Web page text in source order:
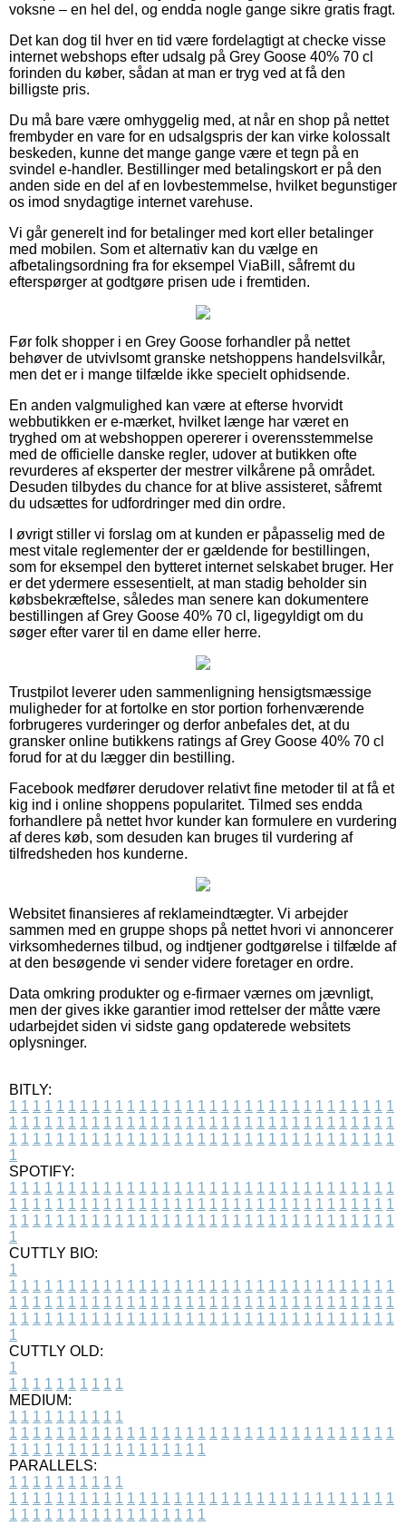
voksne – en hel del, og endda nogle gange sikre gratis fragt.
Det kan dog til hver en tid være fordelagtigt at checke visse
internet webshops efter udsalg på Grey Goose 40% 70 cl
forinden du køber, sådan at man er tryg ved at få den
billigste pris.
Du må bare være omhyggelig med, at når en shop på nettet
frembyder en vare for en udsalgspris der kan virke kolossalt
beskeden, kunne det mange gange være et tegn på en
svindel e-handler. Bestillinger med betalingskort er på den
anden side en del af en lovbestemmelse, hvilket begunstiger
os imod snydagtige internet varehuse.
Vi går generelt ind for betalinger med kort eller betalinger
med mobilen. Som et alternativ kan du vælge en
afbetalingsordning fra for eksempel ViaBill, såfremt du
efterspørger at godtgøre prisen ude i fremtiden.
Før folk shopper i en Grey Goose forhandler på nettet
behøver de utvivlsomt granske netshoppens handelsvilkår,
men det er i mange tilfælde ikke specielt ophidsende.
En anden valgmulighed kan være at efterse hvorvidt
webbutikken er e-mærket, hvilket længe har været en
tryghed om at webshoppen opererer i overensstemmelse
med de officielle danske regler, udover at butikken ofte
revurderes af eksperter der mestrer vilkårene på området.
Desuden tilbydes du chance for at blive assisteret, såfremt
du udsættes for udfordringer med din ordre.
I øvrigt stiller vi forslag om at kunden er påpasselig med de
mest vitale reglementer der er gældende for bestillingen,
som for eksempel den bytteret internet selskabet bruger. Her
er det ydermere essesentielt, at man stadig beholder sin
købsbekræftelse, således man senere kan dokumentere
bestillingen af Grey Goose 40% 70 cl, ligegyldigt om du
søger efter varer til en dame eller herre.
Trustpilot leverer uden sammenligning hensigtsmæssige
muligheder for at fortolke en stor portion forhenværende
forbrugeres vurderinger og derfor anbefales det, at du
gransker online butikkens ratings af Grey Goose 40% 70 cl
forud for at du lægger din bestilling.
Facebook medfører derudover relativt fine metoder til at få et
kig ind i online shoppens popularitet. Tilmed ses endda
forhandlere på nettet hvor kunder kan formulere en vurdering
af deres køb, som desuden kan bruges til vurdering af
tilfredsheden hos kunderne.
Websitet finansieres af reklameindtægter. Vi arbejder
sammen med en gruppe shops på nettet hvori vi annoncerer
virksomhedernes tilbud, og indtjener godtgørelse i tilfælde af
at den besøgende vi sender videre foretager en ordre.
Data omkring produkter og e-firmaer værnes om jævnligt,
men der gives ikke garantier imod rettelser der måtte være
udarbejdet siden vi sidste gang opdaterede websitets
oplysninger.
BITLY:
1 1 1 1 1 1 1 1 1 1 1 1 1 1 1 1 1 1 1 1 1 1 1 1 1 1 1 1 1 1 1 1 1
1 1 1 1 1 1 1 1 1 1 1 1 1 1 1 1 1 1 1 1 1 1 1 1 1 1 1 1 1 1 1 1 1
1 1 1 1 1 1 1 1 1 1 1 1 1 1 1 1 1 1 1 1 1 1 1 1 1 1 1 1 1 1 1 1 1
1
SPOTIFY:
1 1 1 1 1 1 1 1 1 1 1 1 1 1 1 1 1 1 1 1 1 1 1 1 1 1 1 1 1 1 1 1 1
1 1 1 1 1 1 1 1 1 1 1 1 1 1 1 1 1 1 1 1 1 1 1 1 1 1 1 1 1 1 1 1 1
1 1 1 1 1 1 1 1 1 1 1 1 1 1 1 1 1 1 1 1 1 1 1 1 1 1 1 1 1 1 1 1 1
1
CUTTLY BIO:
1
1 1 1 1 1 1 1 1 1 1 1 1 1 1 1 1 1 1 1 1 1 1 1 1 1 1 1 1 1 1 1 1 1
1 1 1 1 1 1 1 1 1 1 1 1 1 1 1 1 1 1 1 1 1 1 1 1 1 1 1 1 1 1 1 1 1
1 1 1 1 1 1 1 1 1 1 1 1 1 1 1 1 1 1 1 1 1 1 1 1 1 1 1 1 1 1 1 1 1
1
CUTTLY OLD:
1
1 1 1 1 1 1 1 1 1 1
MEDIUM:
1 1 1 1 1 1 1 1 1 1
1 1 1 1 1 1 1 1 1 1 1 1 1 1 1 1 1 1 1 1 1 1 1 1 1 1 1 1 1 1 1 1 1
1 1 1 1 1 1 1 1 1 1 1 1 1 1 1 1 1
PARALLELS:
1 1 1 1 1 1 1 1 1 1
1 1 1 1 1 1 1 1 1 1 1 1 1 1 1 1 1 1 1 1 1 1 1 1 1 1 1 1 1 1 1 1 1
1 1 1 1 1 1 1 1 1 1 1 1 1 1 1 1 1